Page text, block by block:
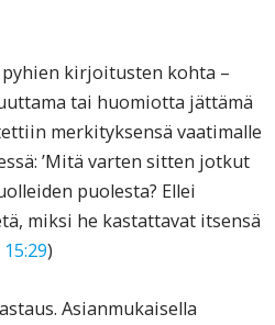
kirjoitusten kohta –
tai huomiotta jättämä
merkityksensä vaatimalle
’Mitä varten sitten jotkut
puolesta? Ellei
miksi he kastattavat itsensä
15:29)
Asianmukaisella